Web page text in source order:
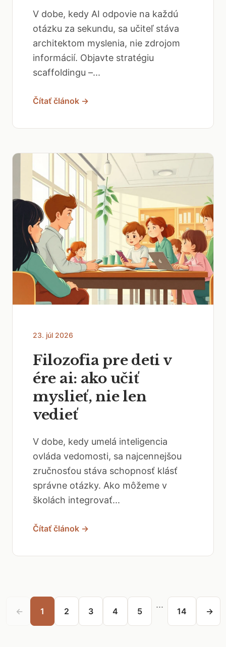
V dobe, kedy AI odpovie na každú
otázku za sekundu, sa učiteľ stáva
architektom myslenia, nie zdrojom
informácií. Objavte stratégiu
scaffoldingu –...
Čítať článok →
23. júl 2026
Filozofia pre deti v
ére ai: ako učiť
myslieť, nie len
vedieť
V dobe, kedy umelá inteligencia
ovláda vedomosti, sa najcennejšou
zručnosťou stáva schopnosť klásť
správne otázky. Ako môžeme v
školách integrovať...
Čítať článok →
← 1 2 3 4 5
...
14 →